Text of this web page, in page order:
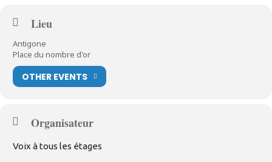
Lieu
Antigone
Place du nombre d'or
OTHER EVENTS
Organisateur
Voix à tous les étages